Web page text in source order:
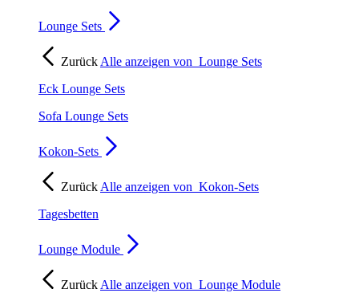
Lounge Sets
Zurück Alle anzeigen von Lounge Sets
Eck Lounge Sets
Sofa Lounge Sets
Kokon-Sets
Zurück Alle anzeigen von Kokon-Sets
Tagesbetten
Lounge Module
Zurück Alle anzeigen von Lounge Module